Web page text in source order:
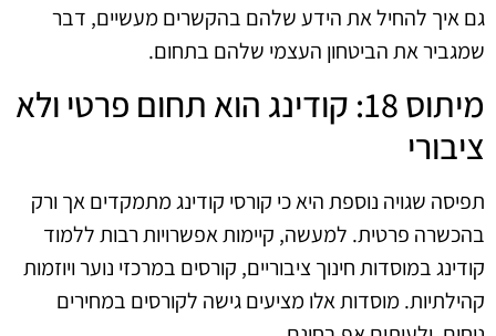
גם איך להחיל את הידע שלהם בהקשרים מעשיים, דבר
שמגביר את הביטחון העצמי שלהם בתחום.
מיתוס 18: קודינג הוא תחום פרטי ולא
ציבורי
תפיסה שגויה נוספת היא כי קורסי קודינג מתמקדים אך ורק
בהכשרה פרטית. למעשה, קיימות אפשרויות רבות ללמוד
קודינג במוסדות חינוך ציבוריים, קורסים במרכזי נוער ויוזמות
קהילתיות. מוסדות אלו מציעים גישה לקורסים במחירים